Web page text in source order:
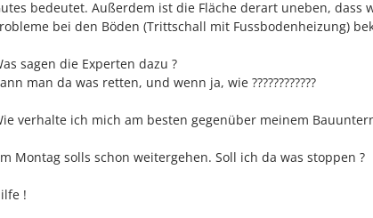
bedeutet. Außerdem ist die Fläche derart uneben,
bei den Böden (Trittschall mit Fussbodenheizung)
sagen die Experten dazu ?
man da was retten, und wenn ja, wie ????????????
verhalte ich mich am besten gegenüber meinem
Montag solls schon weitergehen. Soll ich da was stoppen ?
!